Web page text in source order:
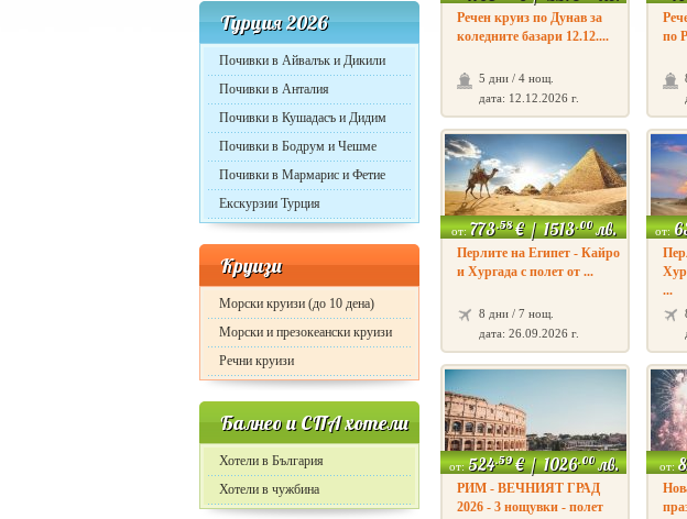
Турция 2026
Почивки в Айвалък и Дикили
Почивки в Анталия
Почивки в Кушадасъ и Дидим
Почивки в Бодрум и Чешме
Почивки в Мармарис и Фетие
Екскурзии Турция
Круизи
Морски круизи (до 10 дена)
Морски и презокеански круизи
Речни круизи
Балнео и СПА хотели
Хотели в България
Хотели в чужбина
Речен круиз по Дунав за
коледните базари 12.12....
5 дни / 4 нощ.
дата: 12.12.2026 г.
по
от:773.58 € / 1513.00 лв.
Перлите на Египет - Кайро
и Хургада с полет от ...
8 дни / 7 нощ.
дата: 26.09.2026 г.
от:
...
от:524.59 € / 1026.00 лв.
РИМ - ВЕЧНИЯТ ГРАД
2026 - 3 нощувки - полет
от: